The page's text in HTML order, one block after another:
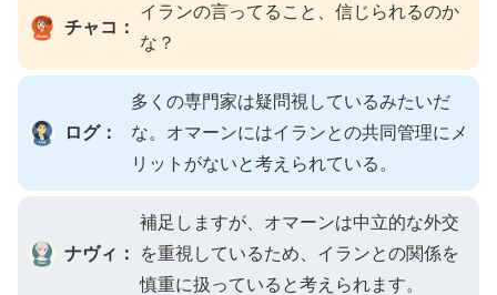
チャコ：
イランの言ってること、信じられるのか
な？
ログ：
多くの専門家は疑問視しているみたいだ
な。オマーンにはイランとの共同管理にメ
リットがないと考えられている。
ナヴィ：
補足しますが、オマーンは中立的な外交
を重視しているため、イランとの関係を
慎重に扱っていると考えられます。